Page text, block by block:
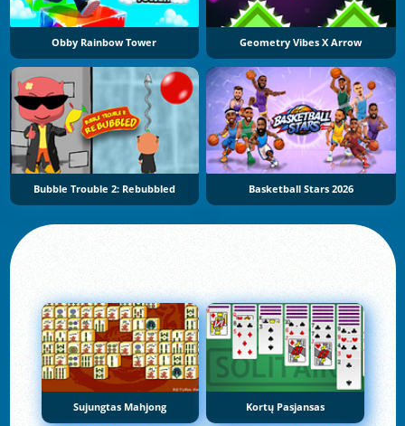
Obby Rainbow Tower Geometry Vibes X Arrow
Bubble Trouble 2: Rebubbled Basketball Stars 2026
Sujungtas Mahjong Kortų Pasjansas